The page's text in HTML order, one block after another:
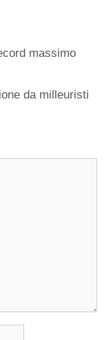
massimo
da milleuristi